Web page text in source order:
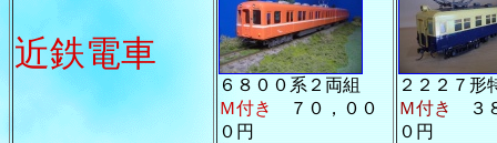
近鉄電車
６８００系２両組
Ｍ付き
７０，００
０円
２２２７形
Ｍ付き
３
０円